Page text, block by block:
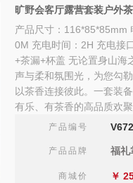
旷野会客厅露营套装户外
产品尺寸：116*85*85mm
0M 充电时间：2H 充电接
+茶漏+杯盖 无论置身山海
声与柔和氛围光，为您勾
以茶香连接彼此。一套装
有乐、有茶香的高品质欢
产品编号
产品品牌 福礼
商城价 ￥